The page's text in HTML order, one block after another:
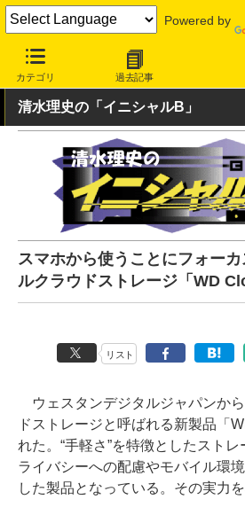
Powered by
カテゴリ 過去記事
INTERNET Watch ハードウェア
清水理史の「イニシャルB」
スマホから使うことにフォー
ルクラウドストレージ「WD
リスト
ウェスタンデジタルジャパンか
ドストレージと呼ばれる新製品「
れた。“手軽さ”を特徴としたスト
ライバシーへの配慮やモバイル環
した製品となっている。その実力を